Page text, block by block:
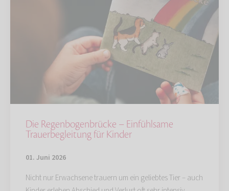
Die Regenbogenbrücke – Einfühlsame
Trauerbegleitung für Kinder
01. Juni 2026
Nicht nur Erwachsene trauern um ein geliebtes Tier – auch